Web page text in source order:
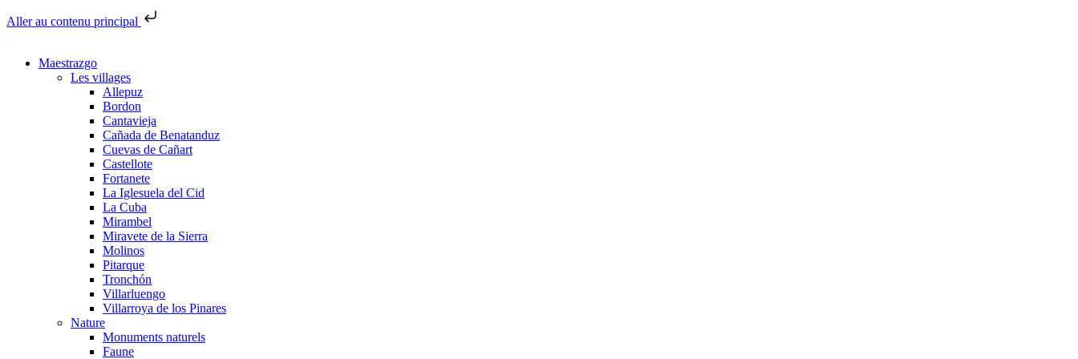
Aller au contenu principal
Maestrazgo
Les villages
Allepuz
Bordon
Cantavieja
Cañada de Benatanduz
Cuevas de Cañart
Castellote
Fortanete
La Iglesuela del Cid
La Cuba
Mirambel
Miravete de la Sierra
Molinos
Pitarque
Tronchón
Villarluengo
Villarroya de los Pinares
Nature
Monuments naturels
Faune